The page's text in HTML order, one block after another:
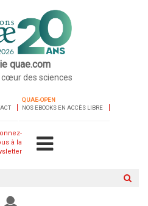
quae.com
cœur des sciences
QUAE-OPEN
NOS EBOOKS EN ACCÈS LIBRE
à la
le